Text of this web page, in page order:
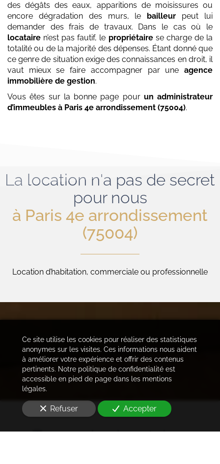
des dégâts des eaux, apparitions de moisissures ou
encore dégradation des murs, le bailleur peut lui
demander des frais de travaux. Dans le cas où le
locataire n’est pas fautif, le propriétairese charge de la
totalité ou de la majorité des dépenses. Étant donné que
ce genre de situation exige des connaissances en droit, il
vaut mieux se faire accompagner par une agence
immobilière de gestion.
Vous êtes sur la bonne page pour un administrateur
d’immeubles à Paris 4e arrondissement (75004).
La location n'a pas de secret
pour nous
à Paris 4e arrondissement
(75004)
Location d’habitation, commerciale ou professionnelle
Trouver les locataires
Ce site utilise les cookies pour réaliser des statistiques
anonymes sur les visites. Ces informations nous aident
à améliorer votre expérience et offrir des contenus
pertinents. Notre politique de confidentialité est
accessible en pied de page dans les mentions
légales.
Refuser Accepter